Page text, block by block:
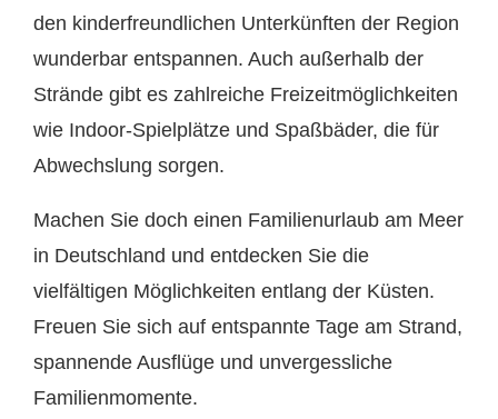
den kinderfreundlichen Unterkünften der Region
wunderbar entspannen. Auch außerhalb der
Strände gibt es zahlreiche Freizeitmöglichkeiten
wie Indoor-Spielplätze und Spaßbäder, die für
Abwechslung sorgen.
Machen Sie doch einen Familienurlaub am Meer
in Deutschland und entdecken Sie die
vielfältigen Möglichkeiten entlang der Küsten.
Freuen Sie sich auf entspannte Tage am Strand,
spannende Ausflüge und unvergessliche
Familienmomente.